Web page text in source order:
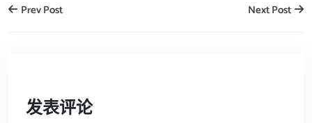
Prev Post Next Post
发表评论